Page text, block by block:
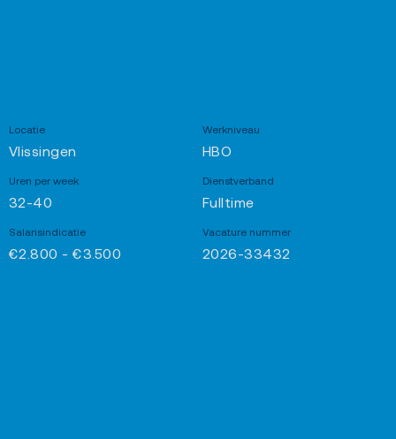
Locatie
Vlissingen
Werkniveau
HBO
Uren per week
32-40
Dienstverband
Fulltime
Salarisindicatie
€2.800 - €3.500
Vacature nummer
2026-33432